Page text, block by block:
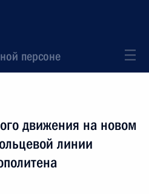
персоне
движения на новом
линии